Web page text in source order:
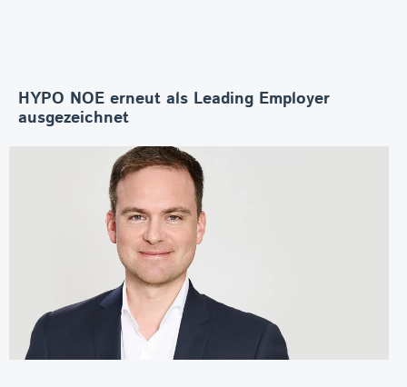
HYPO NOE erneut als Leading Employer
ausgezeichnet